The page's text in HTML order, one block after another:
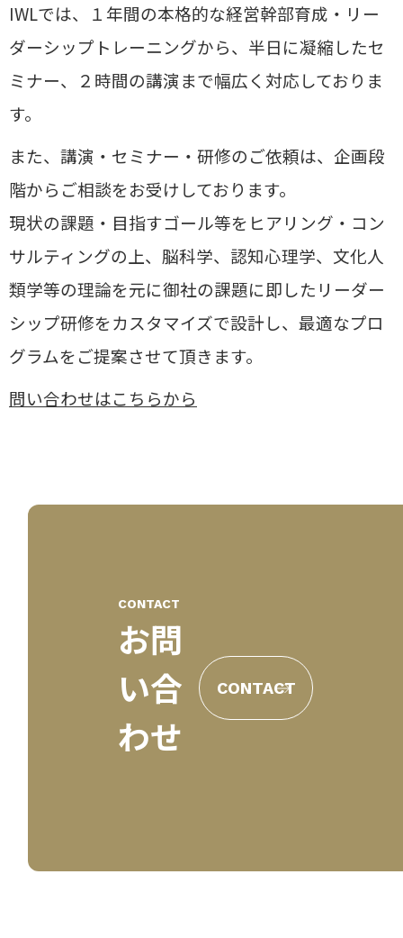
IWLでは、１年間の本格的な経営幹部育成・リー
ダーシップトレーニングから、半日に凝縮したセ
ミナー、２時間の講演まで幅広く対応しておりま
す。
また、講演・セミナー・研修のご依頼は、企画段
階からご相談をお受けしております。
現状の課題・目指すゴール等をヒアリング・コン
サルティングの上、 脳科学、認知心理学、文化人
類学等の理論を元に御社の課題に即したリーダー
シップ研修をカスタマイズで設計し、 最適なプロ
グラムをご提案させて頂きます。
問い合わせはこちらから
CONTACT
お問
い合
わせ
CONTACT